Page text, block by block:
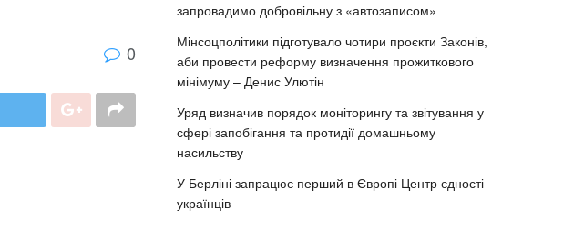
0
запровадимо добровільну з «автозаписом»
Мінсоцполітики підготувало чотири проєкти Законів,
аби провести реформу визначення прожиткового
мінімуму – Денис Улютін
Уряд визначив порядок моніторингу та звітування у
сфері запобігання та протидії домашньому
насильству
У Берліні запрацює перший в Європі Центр єдності
українців